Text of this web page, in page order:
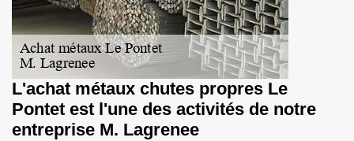
L'achat métaux chutes propres Le
Pontet est l'une des activités de notre
entreprise M. Lagrenee